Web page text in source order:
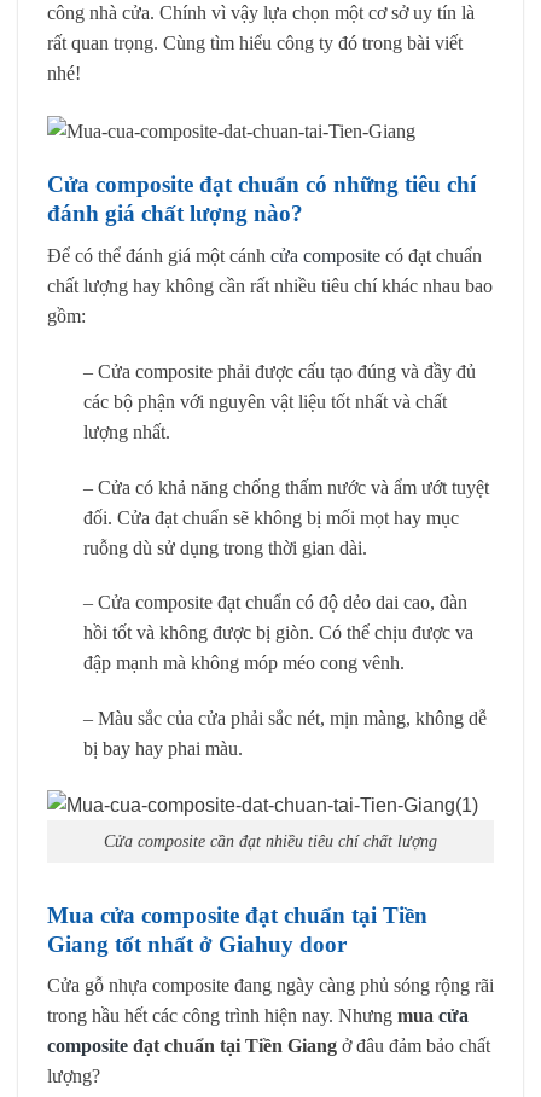
công nhà cửa. Chính vì vậy lựa chọn một cơ sở uy tín là
rất quan trọng. Cùng tìm hiểu công ty đó trong bài viết
nhé!
Cửa composite đạt chuẩn có những tiêu chí
đánh giá chất lượng nào?
Để có thể đánh giá một cánh cửa composite có đạt chuẩn
chất lượng hay không cần rất nhiều tiêu chí khác nhau bao
gồm:
– Cửa composite phải được cấu tạo đúng và đầy đủ
các bộ phận với nguyên vật liệu tốt nhất và chất
lượng nhất.
– Cửa có khả năng chống thấm nước và ẩm ướt tuyệt
đối. Cửa đạt chuẩn sẽ không bị mối mọt hay mục
ruỗng dù sử dụng trong thời gian dài.
– Cửa composite đạt chuẩn có độ dẻo dai cao, đàn
hồi tốt và không được bị giòn. Có thể chịu được va
đập mạnh mà không móp méo cong vênh.
– Màu sắc của cửa phải sắc nét, mịn màng, không dễ
bị bay hay phai màu.
Cửa composite cần đạt nhiều tiêu chí chất lượng
Mua cửa composite đạt chuẩn tại Tiền
Giang tốt nhất ở Giahuy door
Cửa gỗ nhựa composite đang ngày càng phủ sóng rộng rãi
trong hầu hết các công trình hiện nay. Nhưng mua cửa
composite đạt chuẩn tại Tiền Giang ở đâu đảm bảo chất
lượng?